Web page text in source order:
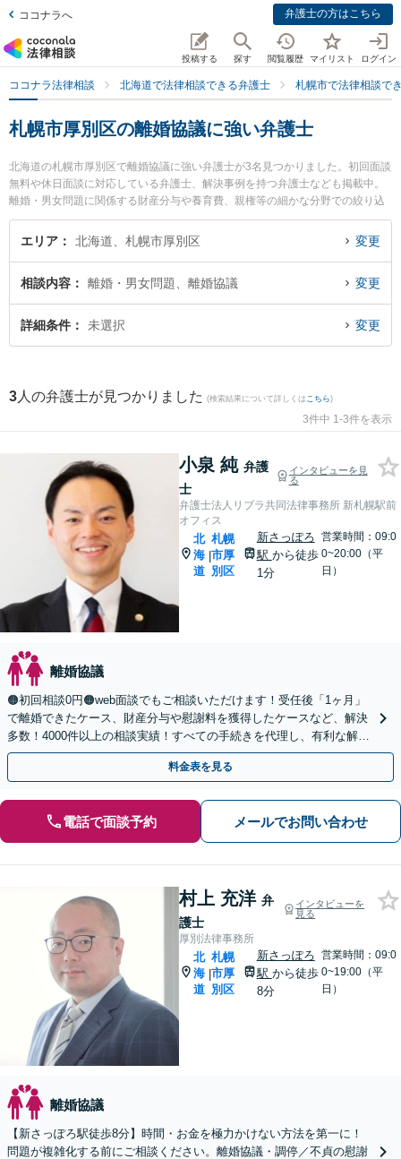
ココナラへ 弁護士の方はこちら
投稿する 探す 閲覧履歴 マイリスト ログイン
ココナラ法律相談 北海道で法律相談できる弁護士 札幌市で法律相談で
札幌市厚別区の離婚協議に強い弁護士
北海道の札幌市厚別区で離婚協議に強い弁護士が3名見つかりました。初回面談
無料や休日面談に対応している弁護士、解決事例を持つ弁護士なども掲載中。
離婚・男女問題に関係する財産分与や養育費、親権等の細かな分野での絞り込
み検索もでき便利です。特に弁護士法人リブラ共同法律事務所 新札幌駅前オフ
ィスの小泉 純弁護士や厚別法律事務所の村上 充洋弁護士、弁護士法人リブラ共
した離婚協議のトラブルを今すぐに弁護士に相談したい』『離婚協議のトラブ
ル解決の実績豊富な近くの弁護士を検索したい』『初回相談無料で離婚協議を
法律相談できる札幌市厚別区内の弁護士に相談予約したい』などでお困りの相
エリア 北海道、札幌市厚別区 変更
相談内容 離婚・男女問題、離婚協議 変更
詳細条件 未選択 変更
3 人の弁護士が見つかりました (検索結果について詳しくは こちら)
3件中 1-3件を表示
小泉 純 弁護
士
インタビューを見
る
弁護士法人リブラ共同法律事務所 新札幌駅前
オフィス
北
海
道
|
札幌
市厚
別区
新さっぽろ
駅 から徒歩
1分
営業時間：09:0
0~20:00（平
日）
離婚協議
🟠初回相談0円🟠web面談でもご相談いただけます！受任後「1ヶ月」
で離婚できたケース、財産分与や慰謝料を獲得したケースなど、解決
多数！4000件以上の相談実績！すべての手続きを代理し、有利な解決
を目指します【夜間相談可】【完全個室】
料金表を見る
電話で面談予約 メールでお問い合わせ
村上 充洋 弁
護士
インタビューを
見る
厚別法律事務所
北
海
道
|
札幌
市厚
別区
新さっぽろ
駅 から徒歩
8分
営業時間：09:0
0~19:00（平
日）
離婚協議
【新さっぽろ駅徒歩8分】時間・お金を極力かけない方法を第一に！
問題が複雑化する前にご相談ください。離婚協議・調停／不貞の慰謝